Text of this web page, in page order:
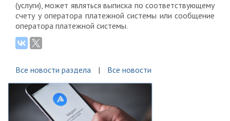
(услуги), может являться выписка по соответствующему
счету у оператора платежной системы или сообщение
оператора платежной системы.
Все новости раздела Все новости